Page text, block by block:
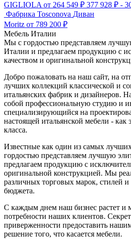
GIGLIOLA от 264 549 ₽ 377 928 ₽ -
Фабрика Tosconova Диван
Moritz от 789 200 ₽
Мебель Италии
Мы с гордостью представляем
Италии и предлагаем продукцию с
качеством и оригинальной
Добро пожаловать на наш сайт, на
лучших коллекций классической и
итальянских фабрик и дизайнеров.
собой профессиональную студию и
специализирующийся на
настоящей итальянской мебели - как
класса.
Известные как один из самых
гордостью представляем лучшую
предлагаем продукцию с
оригинальной конструкцией. Мы
различных торговых марок, стилей и
бюджета.
С каждым днем наш бизнес растет и
потребности наших клиентов. Секрет
приверженности предоставить
решение того, что касается мебели.